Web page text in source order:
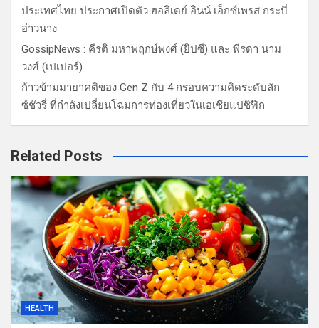
ประเทศไทย ประกาศเปิดตัว ฮอลิเดย์ อินน์ เอ็กซ์เพรส กระบี่
อ่าวนาง
GossipNews : คีรติ มหาพฤกษ์พงศ์ (ยิปซี) และ พีรดา นาม
วงศ์ (เปเปอร์)
ก้าวข้ามมายาคติของ Gen Z กับ 4 กรอบความคิดระดับลัก
ซ์ชัวรี่ ที่กำลังเปลี่ยนโฉมการท่องเที่ยวในเอเชียแปซิฟิก
Related Posts
HEALTH